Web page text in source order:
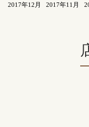
2017年12月
2017年11月